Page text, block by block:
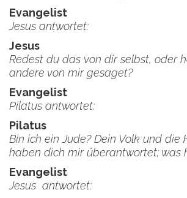
Evangelist
Jesus antwortet:
Jesus
Redest du das von dir selbst, oder
andere von mir gesaget?
Evangelist
Pilatus antwortet:
Pilatus
Bin ich ein Jude? Dein Volk und die
haben dich mir überantwortet; was
Evangelist
Jesus antwortet: